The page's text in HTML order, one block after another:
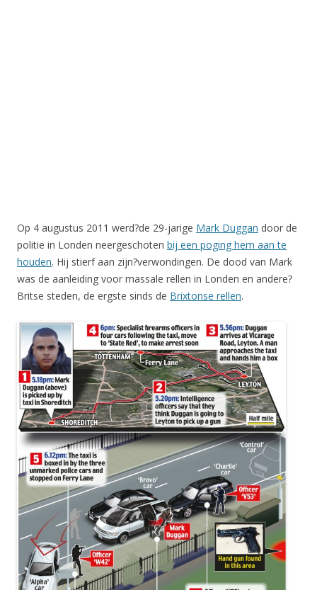
Op 4 augustus 2011 werd?de 29-jarige Mark Duggan door de
politie in Londen neergeschoten bij een poging hem aan te
houden. Hij stierf aan zijn?verwondingen. De dood van Mark
was de aanleiding voor massale rellen in Londen en andere?
Britse steden, de ergste sinds de Brixtonse rellen.